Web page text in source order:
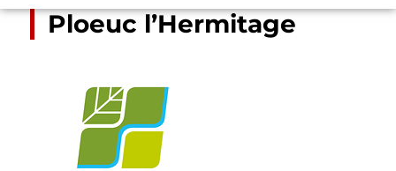
Ploeuc l’Hermitage